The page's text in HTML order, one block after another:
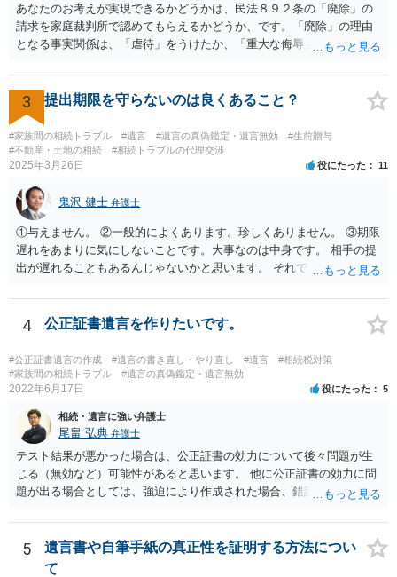
あなたのお考えが実現できるかどうかは、民法８９２条の「廃除」の
請求を家庭裁判所で認めてもらえるかどうか、です。「廃除」の理由
となる事実関係は、「虐待」をうけたか、「重大な侮辱」を受けた
「廃除」は遺言でも可能です（民法８９３条）。 弁護士に具体的な事
情を話して相談して、「廃除」が可能か、実際に法律相談を受けるこ
とをお勧めします。
3 提出期限を守らないのは良くあること？
#家族間の相続トラブル #遺言 #遺言の真偽鑑定・遺言無効
#生前贈与
#不動産・土地の相続
#相続トラブルの代理交渉
2025年3月26日 役にたった 11
鬼沢 健士 弁護士
①与えません。 ②一般的によくあります。珍しくありません。 ③期限
遅れをあまりに気にしないことです。大事なのは中身です。 相手の提
出が遅れることもあるんじゃないかと思います。 それでもあなた有利
4 公正証書遺言を作りたいです。
#公正証書遺言の作成 #遺言の書き直し・やり直し #遺言
#相続税対策
#家族間の相続トラブル
#遺言の真偽鑑定・遺言無効
2022年6月17日 役にたった 5
相続・遺言に強い弁護士
尾畠 弘典 弁護士
テスト結果が悪かった場合は、公正証書の効力について後々問題が生
じる（無効など）可能性があると思います。 他に公正証書の効力に問
題が出る場合としては、強迫により作成された場合、錯誤（勘違い）
すが、弁護士に作成を依頼する場合は、１０～数十万円程度になるケ
ースが多いと思います。 報酬体系は、弁護士ごとに異なりますので一
律の基準はありません。
5
遺言書や自筆手紙の真正性を証明する方法につい
て